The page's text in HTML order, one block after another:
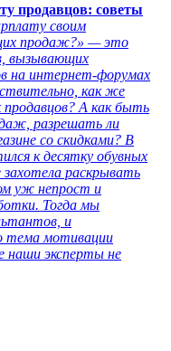
продавцов: советы
своим
продаж?» — это
вызывающих
на интернет-форумах
как же
А как быть
разрешать ли
со скидками? В
к десятку обувных
захотела раскрывать
уж непрост и
Тогда мы
и
тема мотивации
наши эксперты не